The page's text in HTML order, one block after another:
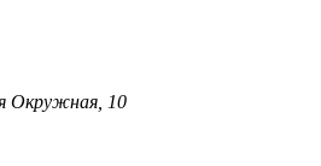
Окружная, 10